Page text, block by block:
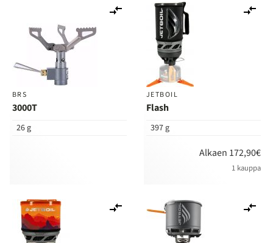
BRS
3000T
26 g
vertailuun
JETBOIL
Flash
397 g
Alkaen 172,90€
1 kauppa
vertailuun